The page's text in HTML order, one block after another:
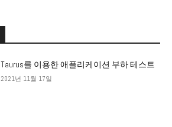
Taurus를 이용한 애플리케이션 부하 테스트
2021년 11월 17일